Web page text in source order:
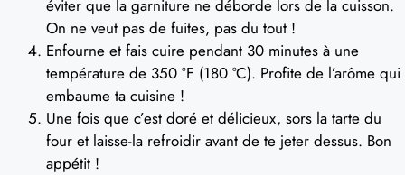
éviter que la garniture ne déborde lors de la cuisson.
On ne veut pas de fuites, pas du tout !
Enfourne et fais cuire pendant 30 minutes à une
température de 350 °F (180 °C). Profite de l’arôme qui
embaume ta cuisine !
Une fois que c’est doré et délicieux, sors la tarte du
four et laisse-la refroidir avant de te jeter dessus. Bon
appétit !